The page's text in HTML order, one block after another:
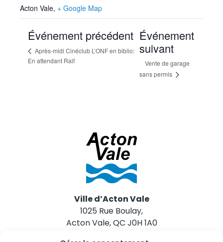
Acton Vale, + Google Map
Événement précédent
Après-midi Cinéclub L’ONF en biblio:
En attendant Raif
Événement
suivant
Vente de garage
sans permis
Ville d’Acton Vale
1025 Rue Boulay,
Acton Vale, QC J0H 1A0